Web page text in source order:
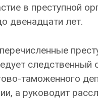
в преступной
двенадцати лет.
следственный
таможенного
а руководит